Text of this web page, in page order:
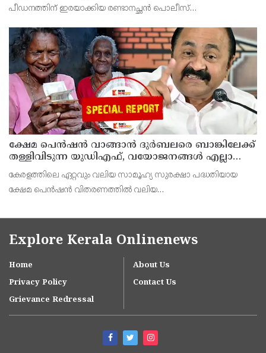
പീഡനത്തിന് ഇരയാക്കിയ രണ്ടാനച്ഛൻ പൊലീസ്
തുറന്നുപറഞ്ഞതിന്റെ അടിസ്ഥാനത്തിലാണ് കേസ്
പുറത്തുവന്നത്.കൗണ്
ക്ഷേമ പെന്‍ഷന്‍ വാങ്ങാന്‍ ദുര്‍ബലരെ ബാങ്കിലേക്ക്
തള്ളിവിടുന്ന യുഡിഎഫ്, വയോജനങ്ങള്‍ എല്ലാ
മാസവും ബാങ്കിലെത്തണം, ചെറിയ
ലാഭത്തിനുവേണ്ടി പാവങ്ങളെ
ദുരിതത്തിലാക്കണോ?
കേരളത്തിലെ ഏറ്റവും വലിയ സാമൂഹ്യ സുരക്ഷാ പദ്ധതിയായ
ക്ഷേമ പെന്‍ഷന്‍ വിതരണത്തില്‍ വലിയ
Explore Kerala Onlinenews
Home
About Us
Privacy Policy
Contact Us
Grievance Redressal